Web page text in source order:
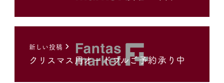
新しい投稿
クリスマス用オードブルご予約承り中